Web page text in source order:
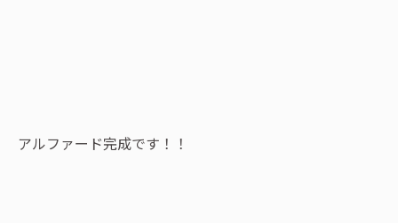
アルファード完成です！！